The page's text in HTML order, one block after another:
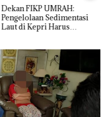
Dekan FIKP UMRAH:
Pengelolaan Sedimentasi
Laut di Kepri Harus
dengan Konservasi